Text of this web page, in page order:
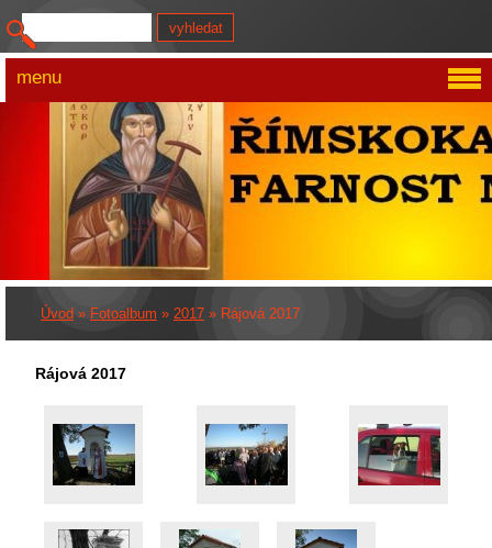
Úvod » Fotoalbum » 2017 » Rájová 2017
Rájová 2017
menu